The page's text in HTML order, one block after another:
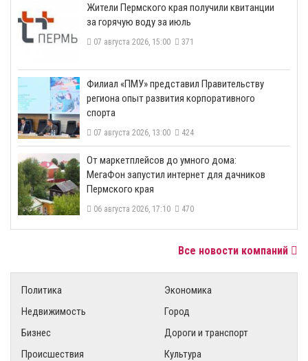
​Жители Пермского края получили квитанции
за горячую воду за июль
07 августа 2026, 15:00 371
​Филиал «ПМУ» представил Правительству
региона опыт развития корпоративного
спорта
07 августа 2026, 13:00 424
От маркетплейсов до умного дома:
МегаФон запустил интернет для дачников
Пермского края
06 августа 2026, 17:10 470
Все новости компаний
Политика
Экономика
Недвижимость
Город
Бизнес
Дороги и транспорт
Происшествия
Культура